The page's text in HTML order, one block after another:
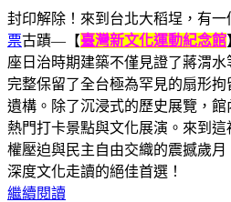
封印解除！來到台北大稻埕，有一
票古蹟—【臺灣新文化運動紀念館
座日治時期建築不僅見證了蔣渭
完整保留了全台極為罕見的扇形拘
遺構。除了沉浸式的歷史展覽，
熱門打卡景點與文化展演。來到
權壓迫與民主自由交織的震撼歲月
深度文化走讀的絕佳首選！
繼續閱讀